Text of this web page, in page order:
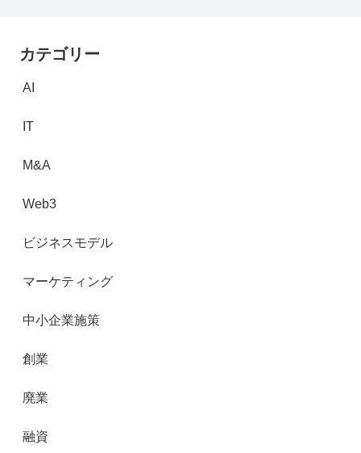
カテゴリー
AI
IT
M&A
Web3
ビジネスモデル
マーケティング
中小企業施策
創業
廃業
融資